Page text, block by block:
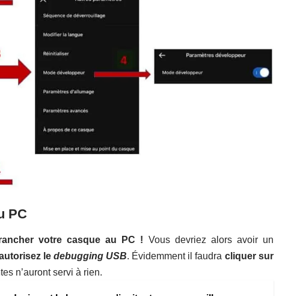
PC
votre casque au PC ! Vous devriez alors avoir un
le debugging USB. Évidemment il faudra cliquer sur
n’auront servi à rien.